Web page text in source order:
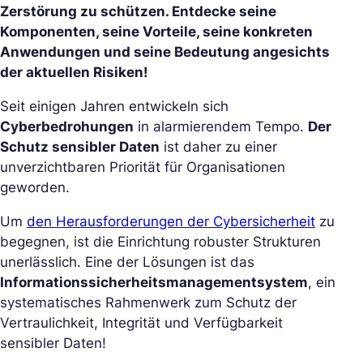
Zerstörung zu schützen. Entdecke seine
Komponenten, seine Vorteile, seine konkreten
Anwendungen und seine Bedeutung angesichts
der aktuellen Risiken!
Seit einigen Jahren entwickeln sich
Cyberbedrohungen in alarmierendem Tempo. Der
Schutz sensibler Daten ist daher zu einer
unverzichtbaren Priorität für Organisationen
geworden.
Um den Herausforderungen der Cybersicherheit zu
begegnen, ist die Einrichtung robuster Strukturen
unerlässlich. Eine der Lösungen ist das
Informationssicherheitsmanagementsystem, ein
systematisches Rahmenwerk zum Schutz der
Vertraulichkeit, Integrität und Verfügbarkeit
sensibler Daten!